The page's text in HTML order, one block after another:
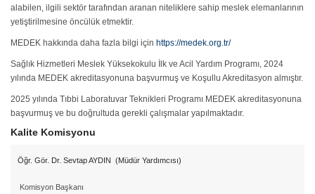
alabilen, ilgili sektör tarafından aranan niteliklere sahip meslek elemanlarının
yetiştirilmesine öncülük etmektir.
MEDEK hakkında daha fazla bilgi için https://medek.org.tr/
Sağlık Hizmetleri Meslek Yüksekokulu İlk ve Acil Yardım Programı, 2024
yılında MEDEK akreditasyonuna başvurmuş ve Koşullu Akreditasyon almıştır.
2025 yılında Tıbbi Laboratuvar Teknikleri Programı MEDEK akreditasyonuna
başvurmuş ve bu doğrultuda gerekli çalışmalar yapılmaktadır.
Kalite Komisyonu
Öğr. Gör. Dr. Sevtap AYDIN (Müdür Yardımcısı)
Komisyon Başkanı